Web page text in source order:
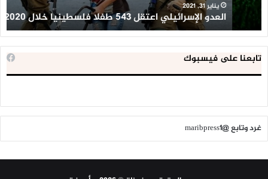
يناير 31, 2021
العدو الإسرائيلي اعتقل 543 طفلا فلسطينيا خلال 2020
تابعنا على فيسبوك
غرد وتابع @maribpress1